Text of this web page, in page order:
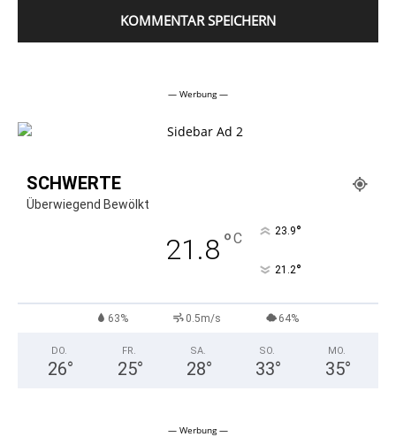
— Werbung —
SCHWERTE
Überwiegend Bewölkt
21.8°C 23.9°
21.2°
63% 0.5m/s 64%
DO.
26°
FR.
25°
SA.
28°
SO.
33°
MO.
35°
— Werbung —